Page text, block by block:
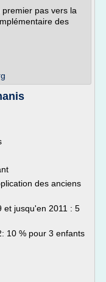
premier pas vers la
des
des anciens
et jusqu'en 2011 : 5
10 % pour 3 enfants